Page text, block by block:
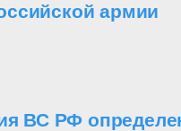
армии
ВС РФ